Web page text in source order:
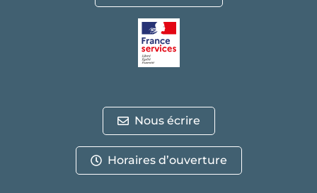
Nous écrire
Horaires d’ouverture